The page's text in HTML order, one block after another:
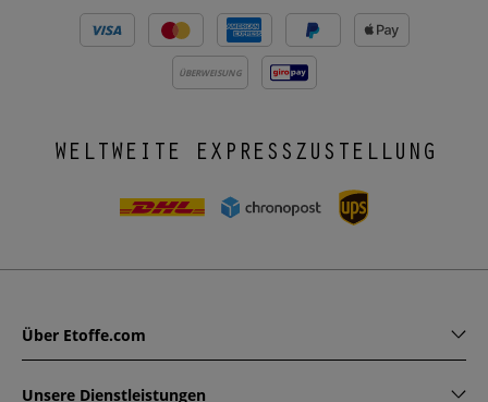
ÜBERWEISUNG
WELTWEITE EXPRESSZUSTELLUNG
Über Etoffe.com
Unsere Dienstleistungen